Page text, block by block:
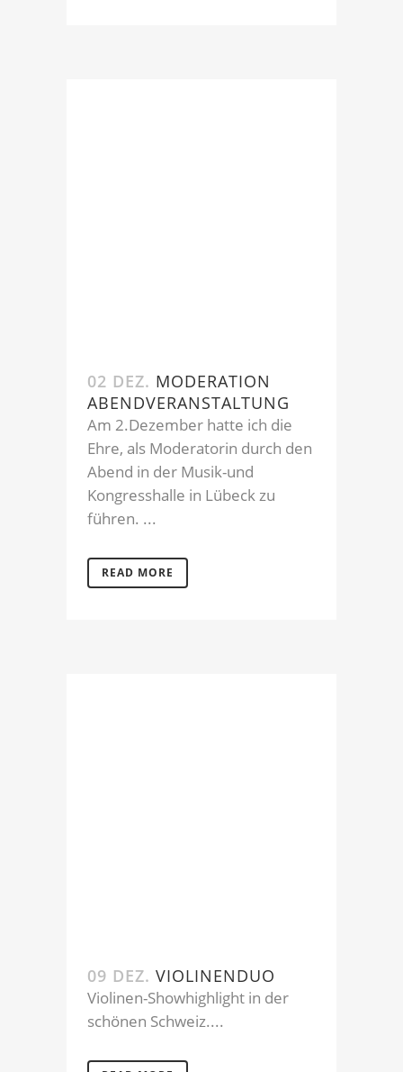
02 DEZ. MODERATION
ABENDVERANSTALTUNG
Am 2.Dezember hatte ich die
Ehre, als Moderatorin durch den
Abend in der Musik-und
Kongresshalle in Lübeck zu
führen. ...
READ MORE
09 DEZ. VIOLINENDUO
Violinen-Showhighlight in der
schönen Schweiz....